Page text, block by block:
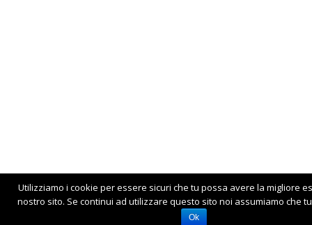
Utilizziamo i cookie per essere sicuri che tu possa avere la migliore
nostro sito. Se continui ad utilizzare questo sito noi assumiamo che
Ok